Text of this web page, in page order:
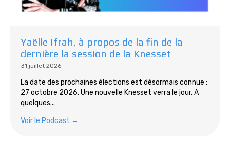
Yaëlle Ifrah, à propos de la fin de la
dernière la session de la Knesset
31 juillet 2026
La date des prochaines élections est désormais connue :
27 octobre 2026. Une nouvelle Knesset verra le jour. A
quelques...
Voir le Podcast →